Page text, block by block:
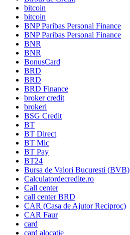
bitcoin
bitcoin
BNP Paribas Personal Finance
BNP Paribas Personal Finance
BNR
BNR
BonusCard
BRD
BRD
BRD Finance
broker credit
brokeri
BSG Credit
BT
BT Direct
BT Mic
BT Pay
BT24
Bursa de Valori Bucuresti (BVB)
Calculatordecredite.ro
Call center
call center BRD
CAR (Casa de Ajutor Reciproc)
CAR Faur
card
card alocatie